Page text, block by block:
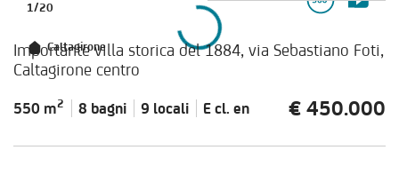
Caltagirone
1/20
Importante villa storica del 1884, via Sebastiano Foti,
Caltagirone centro
550 m2 8 bagni 9 locali E cl. en € 450.000